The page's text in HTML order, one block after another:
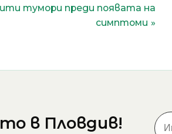
тумори преди появата на
симптоми
в Пловдив!